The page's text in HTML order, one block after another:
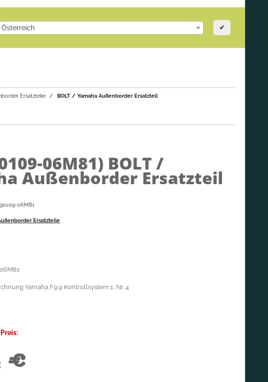
Österreich ✔
Ersatzteile BOLT / Yamaha Außenborder Ersatzteil
06M81) BOLT /
Außenborder Ersatzteil
06M81
Ersatzteile
Yamaha F9.9 Kontrollsystem 1, Nr. 4
€